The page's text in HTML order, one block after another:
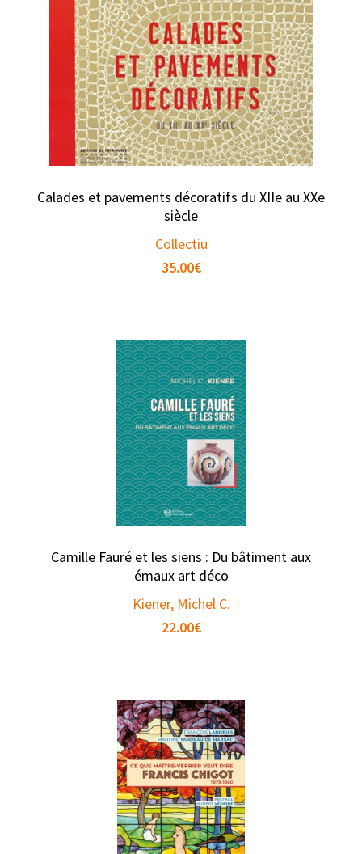
Calades et pavements décoratifs du XIIe au XXe
siècle
Collectiu
35.00€
Camille Fauré et les siens : Du bâtiment aux
émaux art déco
Kiener, Michel C.
22.00€